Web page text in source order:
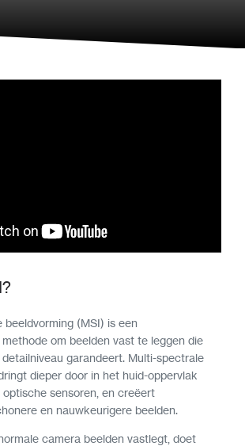
beeldvorming (MSI) is een
om beelden vast te leggen die
garandeert. Multi-spectrale
dieper door in het huid-oppervlak
sensoren, en creëert
en nauwkeurigere beelden.
camera beelden vastlegt, doet